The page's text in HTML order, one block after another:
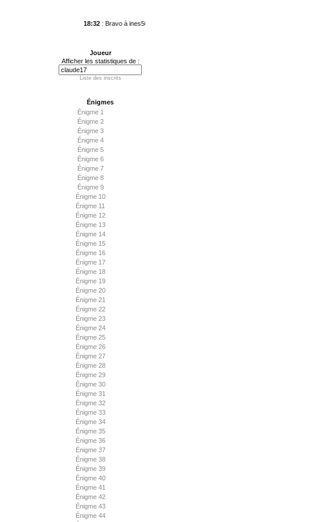
18:32: Bravo à ines50 qui vient de conclure l'Énigme 36 en 5787 j. 0 h 42 min 58 sec.
Joueur
Afficher les statistiques de :
Liste des inscrits
Énigmes
Énigme 1
Énigme 2
Énigme 3
Énigme 4
Énigme 5
Énigme 6
Énigme 7
Énigme 8
Énigme 9
Énigme 10
Énigme 11
Énigme 12
Énigme 13
Énigme 14
Énigme 15
Énigme 16
Énigme 17
Énigme 18
Énigme 19
Énigme 20
Énigme 21
Énigme 22
Énigme 23
Énigme 24
Énigme 25
Énigme 26
Énigme 27
Énigme 28
Énigme 29
Énigme 30
Énigme 31
Énigme 32
Énigme 33
Énigme 34
Énigme 35
Énigme 36
Énigme 37
Énigme 38
Énigme 39
Énigme 40
Énigme 41
Énigme 42
Énigme 43
Énigme 44